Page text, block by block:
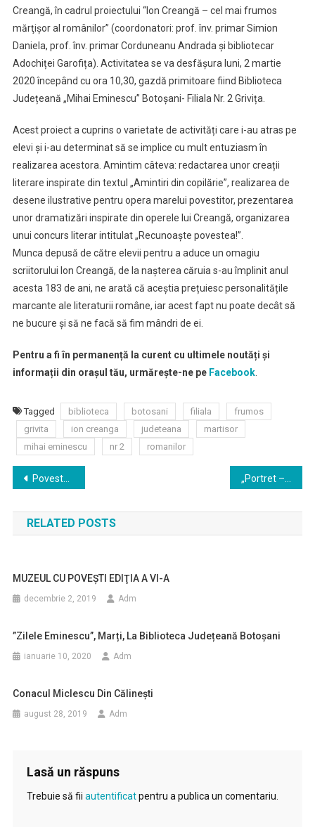
Mărţişor
Al
Românilor”
La
Biblioteca
„Mihai
Eminescu”
Nr.
2
Grivița
Creangă, în cadrul proiectului “Ion Creangă – cel mai frumos
mărţişor al românilor” (coordonatori: prof. înv. primar Simion
Daniela, prof. înv. primar Corduneanu Andrada și bibliotecar
Adochiței Garofița). Activitatea se va desfășura luni, 2 martie
2020 începând cu ora 10,30, gazdă primitoare fiind Biblioteca
Județeană „Mihai Eminescu” Botoșani- Filiala Nr. 2 Grivița.
Acest proiect a cuprins o varietate de activități care i-au atras pe
elevi și i-au determinat să se implice cu mult entuziasm în
realizarea acestora. Amintim câteva: redactarea unor creații
literare inspirate din textul „Amintiri din copilărie”, realizarea de
desene ilustrative pentru opera marelui povestitor, prezentarea
unor dramatizări inspirate din operele lui Creangă, organizarea
unui concurs literar intitulat „Recunoaște povestea!”.
Munca depusă de către elevii pentru a aduce un omagiu
scriitorului Ion Creangă, de la nașterea căruia s-au împlinit anul
acesta 183 de ani, ne arată că aceștia prețuiesc personalitățile
marcante ale literaturii române, iar acest fapt nu poate decât să
ne bucure și să ne facă să fim mândri de ei.
Pentru a fi în permanență la curent cu ultimele noutăți și
informații din orașul tău, urmărește-ne pe Facebook.
Tagged biblioteca botosani filiala
frumos
grivita
ion creanga judeteana
martisor
mihai eminescu
nr 2 romanilor
Navigare
în
articole
Povestea ”Sarea în bucate”, pusă în scenă la Biblioteca Județeană Botoșani
RELATED POSTS
MUZEUL CU POVEŞTI EDIŢIA A VI-A
decembrie 2, 2019 Adm
”Zilele Eminescu”, Marți, La Biblioteca Județeană Botoșani
ianuarie 10, 2020 Adm
Conacul Miclescu Din Călineşti
august 28, 2019 Adm
Lasă un răspuns
Trebuie să fii autentificatpentru a publica un comentariu.